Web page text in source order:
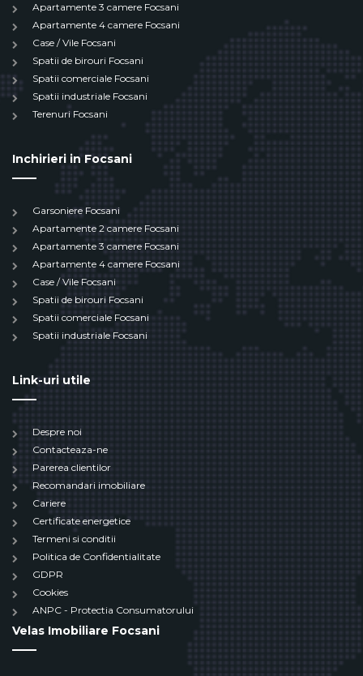
Apartamente 3 camere Focsani
Apartamente 4 camere Focsani
Case / Vile Focsani
Spatii de birouri Focsani
Spatii comerciale Focsani
Spatii industriale Focsani
Terenuri Focsani
Inchirieri in Focsani
Garsoniere Focsani
Apartamente 2 camere Focsani
Apartamente 3 camere Focsani
Apartamente 4 camere Focsani
Case / Vile Focsani
Spatii de birouri Focsani
Spatii comerciale Focsani
Spatii industriale Focsani
Link-uri utile
Despre noi
Contacteaza-ne
Parerea clientilor
Recomandari imobiliare
Cariere
Certificate energetice
Termeni si conditii
Politica de Confidentialitate
GDPR
Cookies
ANPC - Protectia Consumatorului
Velas Imobiliare Focsani